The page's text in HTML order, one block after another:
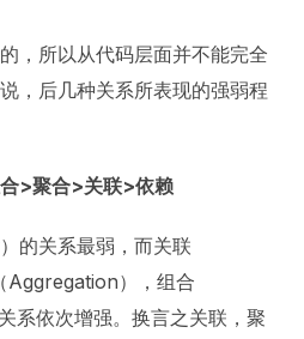
，所以从代码层面并不能完全
，后几种关系所表现的强弱程
联>依赖
的关系最弱，而关联
Aggregation），组合
系依次增强。换言之关联，聚